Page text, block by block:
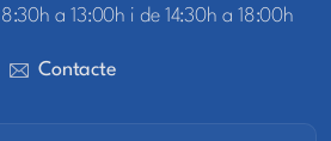
a 13:00h i de 14:30h a 18:00h
Contacte